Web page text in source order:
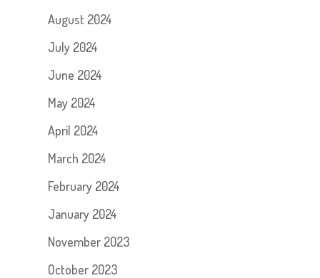
August 2024
July 2024
June 2024
May 2024
April 2024
March 2024
February 2024
January 2024
November 2023
October 2023